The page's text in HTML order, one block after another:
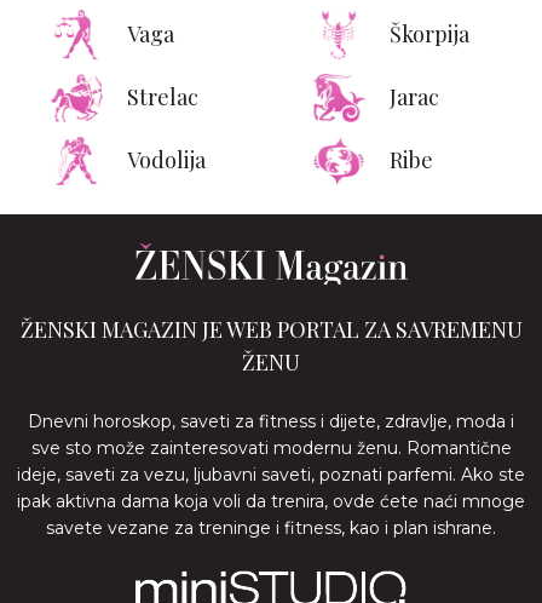
Vaga Škorpija
Strelac Jarac
Vodolija Ribe
ŽENSKI MAGAZIN JE WEB PORTAL ZA SAVREMENU
ŽENU
Dnevni horoskop, saveti za fitness i dijete, zdravlje, moda i
sve sto može zainteresovati modernu ženu. Romantične
ideje, saveti za vezu, ljubavni saveti, poznati parfemi. Ako ste
ipak aktivna dama koja voli da trenira, ovde ćete naći mnoge
savete vezane za treninge i fitness, kao i plan ishrane.